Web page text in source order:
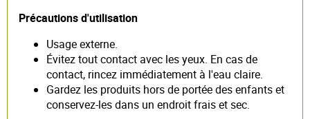
Précautions d'utilisation
Usage externe.
Évitez tout contact avec les yeux. En cas de
contact, rincez immédiatement à l'eau claire.
Gardez les produits hors de portée des enfants et
conservez-les dans un endroit frais et sec.